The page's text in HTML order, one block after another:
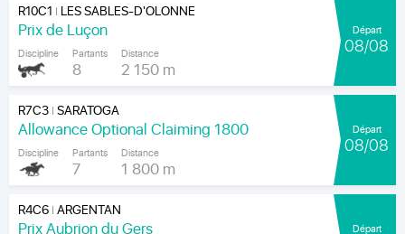
R10C1 | LES SABLES-D'OLONNE
Prix de Luçon
Discipline Partants
8
Distance
2 150 m
Départ
08/08
R7C3|SARATOGA
Allowance Optional Claiming 1800
Discipline Partants
7
Distance
1 800 m
Départ
08/08
R4C6|ARGENTAN
Prix Aubrion du Gers Départ